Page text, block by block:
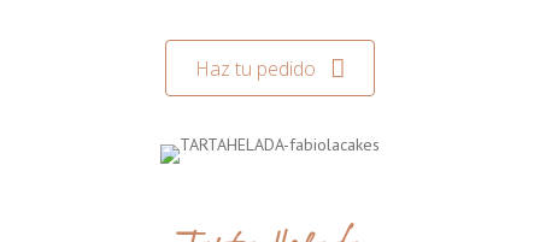
Haz tu pedido